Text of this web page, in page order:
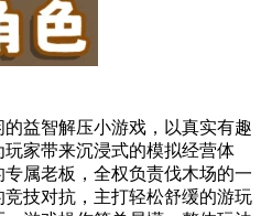
益智解压小游戏，以真实有趣
家带来沉浸式的模拟经营体
属老板，全权负责伐木场的一
技对抗，主打轻松舒缓的游玩